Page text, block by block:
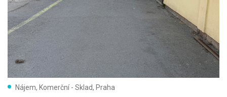
Nájem, Komerční - Sklad, Praha